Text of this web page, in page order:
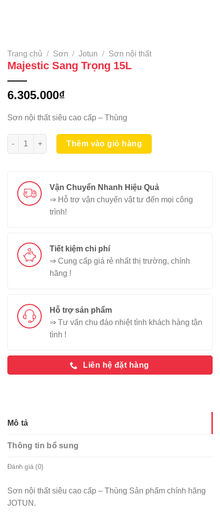
Trang chủ / Sơn / Jotun / Sơn nội thất
Majestic Sang Trọng 15L
6.305.000₫
Sơn nội thất siêu cao cấp – Thùng
Majestic Sang Trọng 15L số lượng
Thêm vào giỏ hàng
Vận Chuyển Nhanh Hiệu Quả
⇒ Hỗ trợ vận chuyển vật tư đến mọi công
trình!
Tiết kiệm chi phí
⇒ Cung cấp giá rẻ nhất thị trường, chính
hãng !
Hỗ trợ sản phẩm
⇒ Tư vấn chu đáo nhiệt tình khách hàng tận
tình !
Liên hệ đặt hàng
Mô tả
Thông tin bổ sung
Đánh giá (0)
Sơn nội thất siêu cao cấp – Thùng Sản phẩm chính hãng
JOTUN.